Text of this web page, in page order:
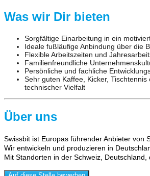
Was wir Dir bieten
Sorgfältige Einarbeitung in ein
Ideale fußläufige Anbindung über die
Flexible Arbeitszeiten und
Familienfreundliche
Persönliche und fachliche
Sehr guten Kaffee, Kicker,
technischer Vielfalt
Über uns
Swissbit ist Europas führender Anbieter von
Wir entwickeln und produzieren in
Mit Standorten in der Schweiz,